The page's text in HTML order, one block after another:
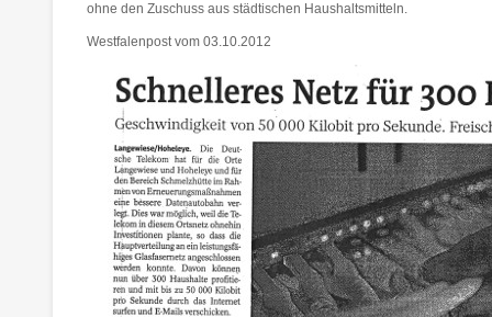
ohne den Zuschuss aus städtischen Haushaltsmitteln.
Westfalenpost vom 03.10.2012